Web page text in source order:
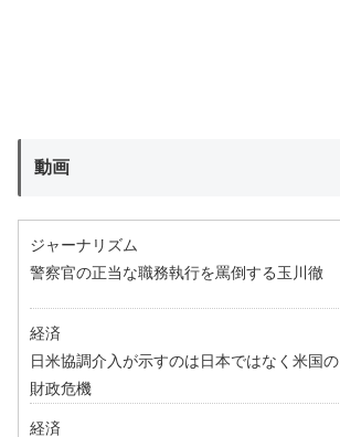
動画
ジャーナリズム
警察官の正当な職務執行を罵倒する玉川徹
経済
日米協調介入が示すのは日本ではなく米国の
財政危機
経済